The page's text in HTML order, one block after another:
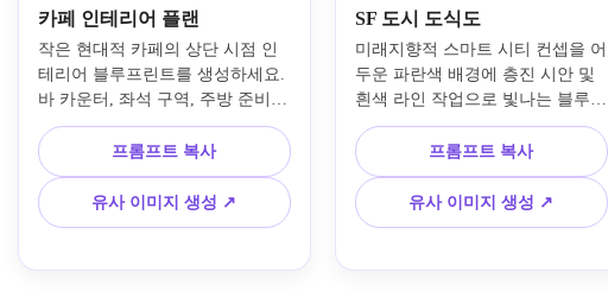
카페 인테리어 플랜
작은 현대적 카페의 상단 시점 인
테리어 블루프린트를 생성하세요.
바 카운터, 좌석 구역, 주방 준비
영역, 화장실, 출입 동선이 포함됩
니다. 진한 파란 종이에 정밀한 흰
색 제도선, 주석 블록, 가구 윤곽
선, 치수 간격, 최소 우아한 스타일
링, 깔끔한 전문 인테리어 디자인
프롬프트 복사
유사 이미지 생성 ↗
SF 도시 도식도
미래지향적 스마트 시티 컨셉을 어
두운 파란색 배경에 층진 시안 및
흰색 라인 작업으로 빛나는 블루프
린트 도식도로 변환하세요. 고층
타워, 교통 시스템, 항공 상단 뷰,
HUD 오버레이, 데이터 라벨, 세련
된 SF 분위기, 빛나는 디테일, 시네
마틱 컨셉 아트의 기술적 제도 구
프롬프트 복사
유사 이미지 생성 ↗